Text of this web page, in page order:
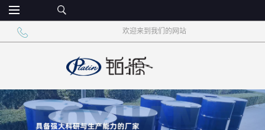
欢迎来到我们的网站